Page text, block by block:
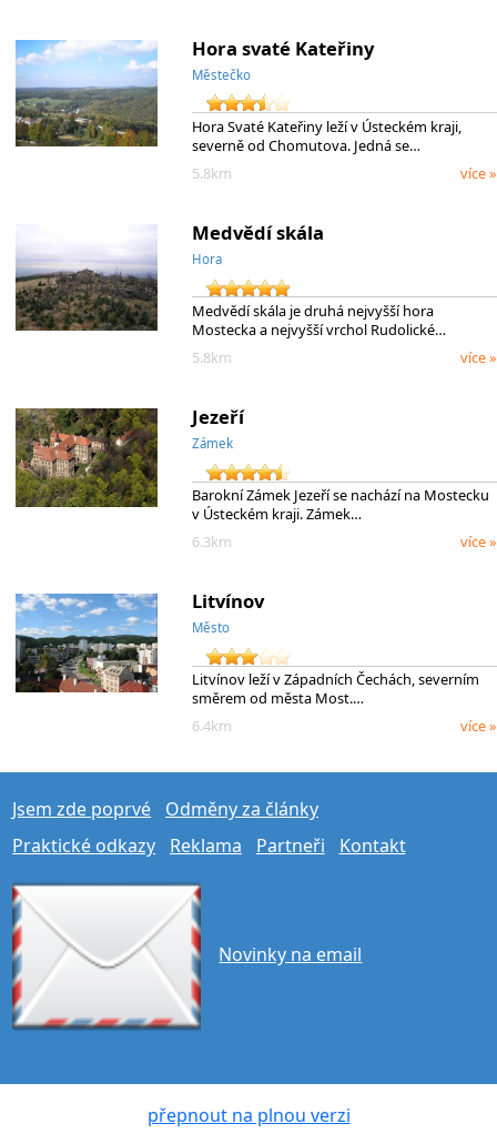
Hora svaté Kateřiny
Městečko
Hora Svaté Kateřiny leží v Ústeckém kraji,
severně od Chomutova. Jedná se…
5.8km
více »
Medvědí skála
Hora
Medvědí skála je druhá nejvyšší hora
Mostecka a nejvyšší vrchol Rudolické…
5.8km
více »
Jezeří
Zámek
Barokní Zámek Jezeří se nachází na Mostecku
v Ústeckém kraji. Zámek…
6.3km
více »
Litvínov
Město
Litvínov leží v Západních Čechách, severním
směrem od města Most.…
6.4km
více »
Jsem zde poprvé
Odměny za články
Praktické odkazy
Reklama Partneři Kontakt
Novinky na email
přepnout na plnou verzi